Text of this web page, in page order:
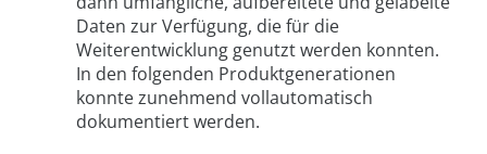
Daten zur Verfügung, die für die
Weiterentwicklung genutzt werden konnten.
In den folgenden Produktgenerationen
konnte zunehmend vollautomatisch
dokumentiert werden.